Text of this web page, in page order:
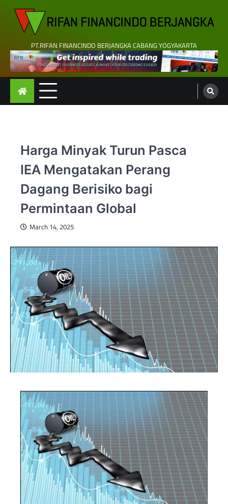
content
PT.RIFAN FINANCINDO BERJANGKA CABANG YOGYAKARTA
Harga Minyak Turun Pasca
IEA Mengatakan Perang
Dagang Berisiko bagi
Permintaan Global
March 14, 2025